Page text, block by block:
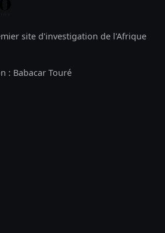
site d'investigation de l'Afrique
: Babacar Touré